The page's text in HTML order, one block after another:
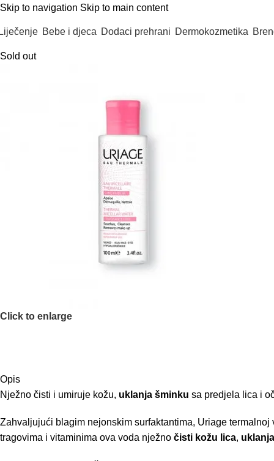
Skip to navigation Skip to main content
Bebe i djeca Dodaci prehrani Dermokozmetika
Sold out
Click to enlarge
Opis
Nježno čisti i umiruje kožu, uklanja šminku sa predjela lica i
Zahvaljujući blagim nejonskim surfaktantima, Uriage termalnoj
tragovima i vitaminima ova voda nježno čisti kožu lica,